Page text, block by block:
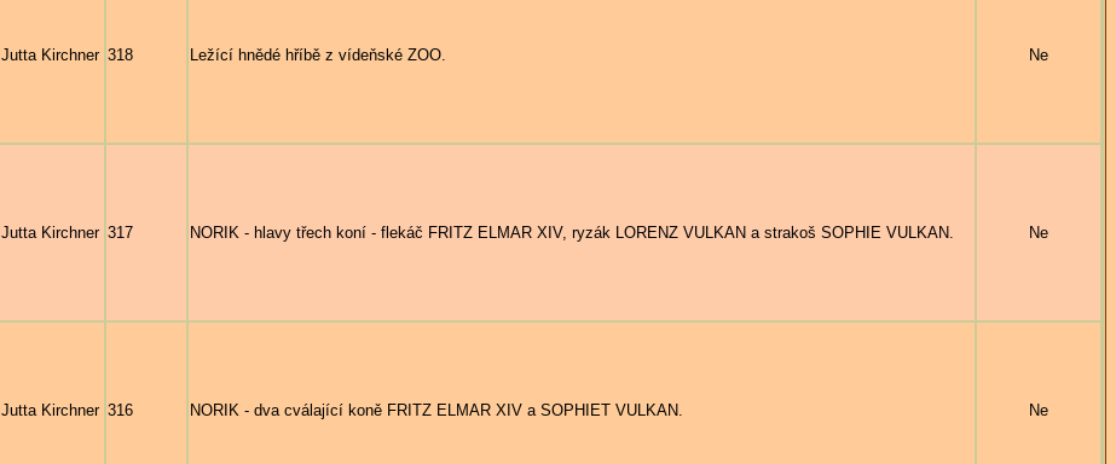
Jutta Kirchner 318 Ležící hnědé hříbě z vídeňské ZOO. Ne
Jutta Kirchner 317 NORIK - hlavy třech koní - flekáč FRITZ ELMAR XIV, ryzák LORENZ VULKAN a strakoš SOPHIE VULKAN. Ne
Jutta Kirchner 316 NORIK - dva cválající koně FRITZ ELMAR XIV a SOPHIET VULKAN. Ne